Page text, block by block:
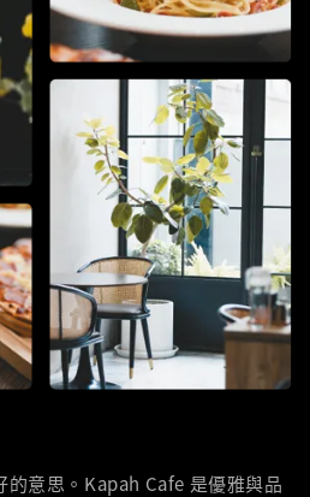
意思。Kapah Cafe 是優雅與品